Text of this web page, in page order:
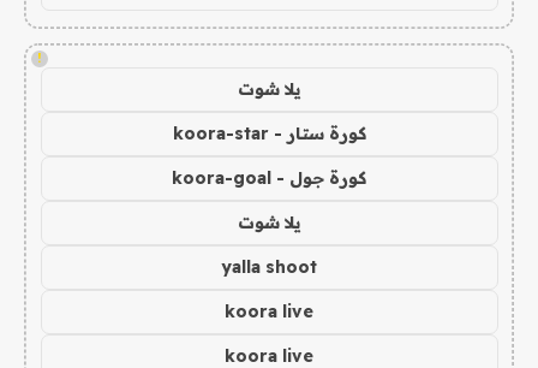
!
يلا شوت
كورة ستار - koora-star
كورة جول - koora-goal
يلا شوت
yalla shoot
koora live
koora live